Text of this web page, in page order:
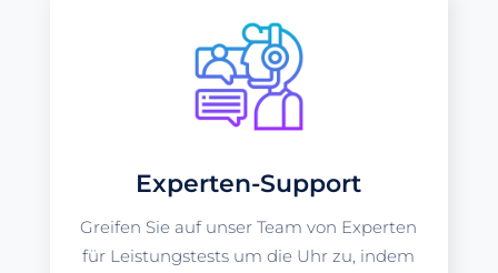
Experten-Support
Greifen Sie auf unser Team von Experten
für Leistungstests um die Uhr zu, indem